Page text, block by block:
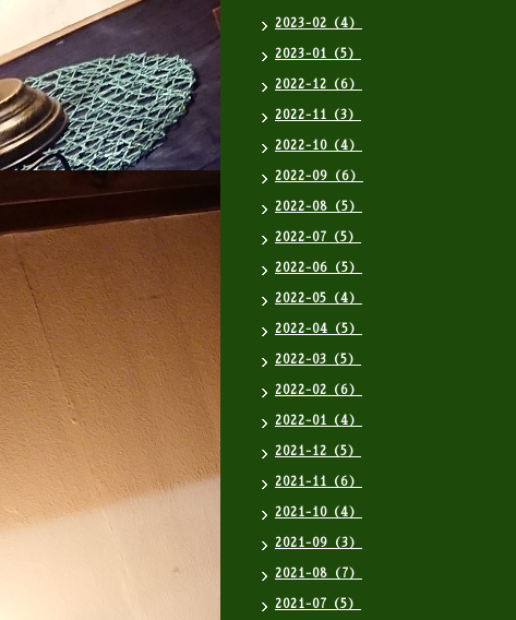
2023-02（4）
2023-01（5）
2022-12（6）
2022-11（3）
2022-10（4）
2022-09（6）
2022-08（5）
2022-07（5）
2022-06（5）
2022-05（4）
2022-04（5）
2022-03（5）
2022-02（6）
2022-01（4）
2021-12（5）
2021-11（6）
2021-10（4）
2021-09（3）
2021-08（7）
2021-07（5）